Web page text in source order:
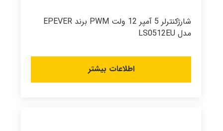
شارژکنترلر 5 آمپر 12 ولت PWM برند EPEVER
مدل LS0512EU
اطلاعات بیشتر